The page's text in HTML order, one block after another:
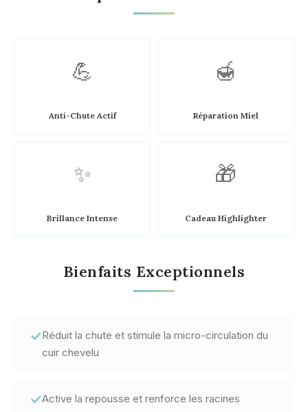
💪
Anti-Chute Actif
🍯
Réparation Miel
✨
Brillance Intense
🎁
Cadeau Highlighter
Bienfaits Exceptionnels
✓Réduit la chute et stimule la micro-circulation du
cuir chevelu
✓Active la repousse et renforce les racines